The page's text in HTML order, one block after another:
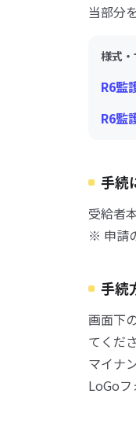
当部分
様式
R6監
R6監
手続
受給者
※ 申請
手続
画面下
てくだ
マイナ
LoGoフ